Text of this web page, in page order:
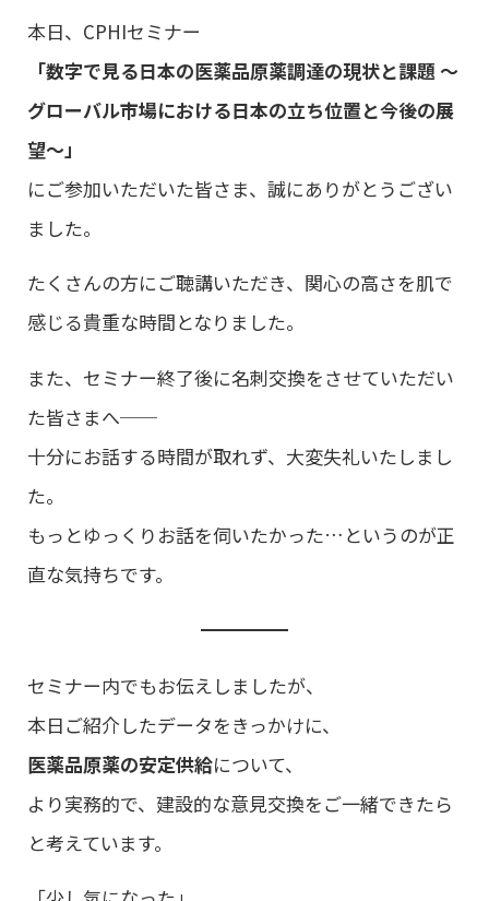
本日、CPHIセミナー
「数字で見る日本の医薬品原薬調達の現状と課題 ～
グローバル市場における日本の立ち位置と今後の展
望～」
にご参加いただいた皆さま、誠にありがとうござい
ました。
たくさんの方にご聴講いただき、関心の高さを肌で
感じる貴重な時間となりました。
また、セミナー終了後に名刺交換をさせていただい
た皆さまへ──
十分にお話する時間が取れず、大変失礼いたしまし
た。
もっとゆっくりお話を伺いたかった…というのが正
直な気持ちです。
セミナー内でもお伝えしましたが、
本日ご紹介したデータをきっかけに、
医薬品原薬の安定供給について、
より実務的で、建設的な意見交換をご一緒できたら
と考えています。